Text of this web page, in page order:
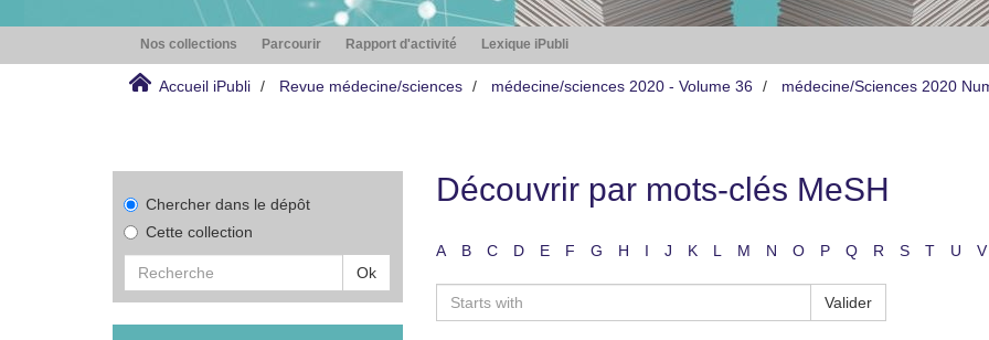
Nos collections Parcourir Rapport d'activité Lexique iPubli
Accueil iPubli Revue médecine/sciences médecine/sciences 2020 - Volume 36 médecine/Sciences 2020
Chercher dans le dépôt
Cette collection
Ok
Découvrir par mots-clés MeSH
A B C D E F G H I J K L M N O P Q R S T U V
Valider